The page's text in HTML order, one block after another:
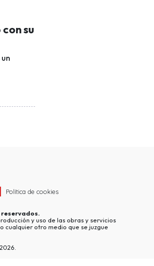
su
Política de cookies
reservados.
y uso de las obras y servicios
cualquier otro medio que se juzgue